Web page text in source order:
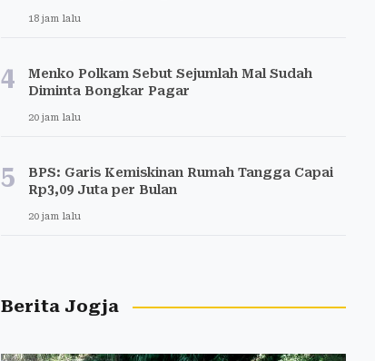
18 jam lalu
4
Menko Polkam Sebut Sejumlah Mal Sudah
Diminta Bongkar Pagar
20 jam lalu
5
BPS: Garis Kemiskinan Rumah Tangga Capai
Rp3,09 Juta per Bulan
20 jam lalu
Berita Jogja